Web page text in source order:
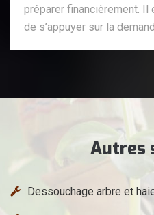
préparer financièrement. Il
de s’appuyer sur la
Autres
Dessouchage arbre et